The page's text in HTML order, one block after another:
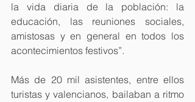
la vida diaria de la población: la
educación, las reuniones sociales,
amistosas y en general en todos los
acontecimientos festivos”.
Más de 20 mil asistentes, entre ellos
turistas y valencianos, bailaban a ritmo